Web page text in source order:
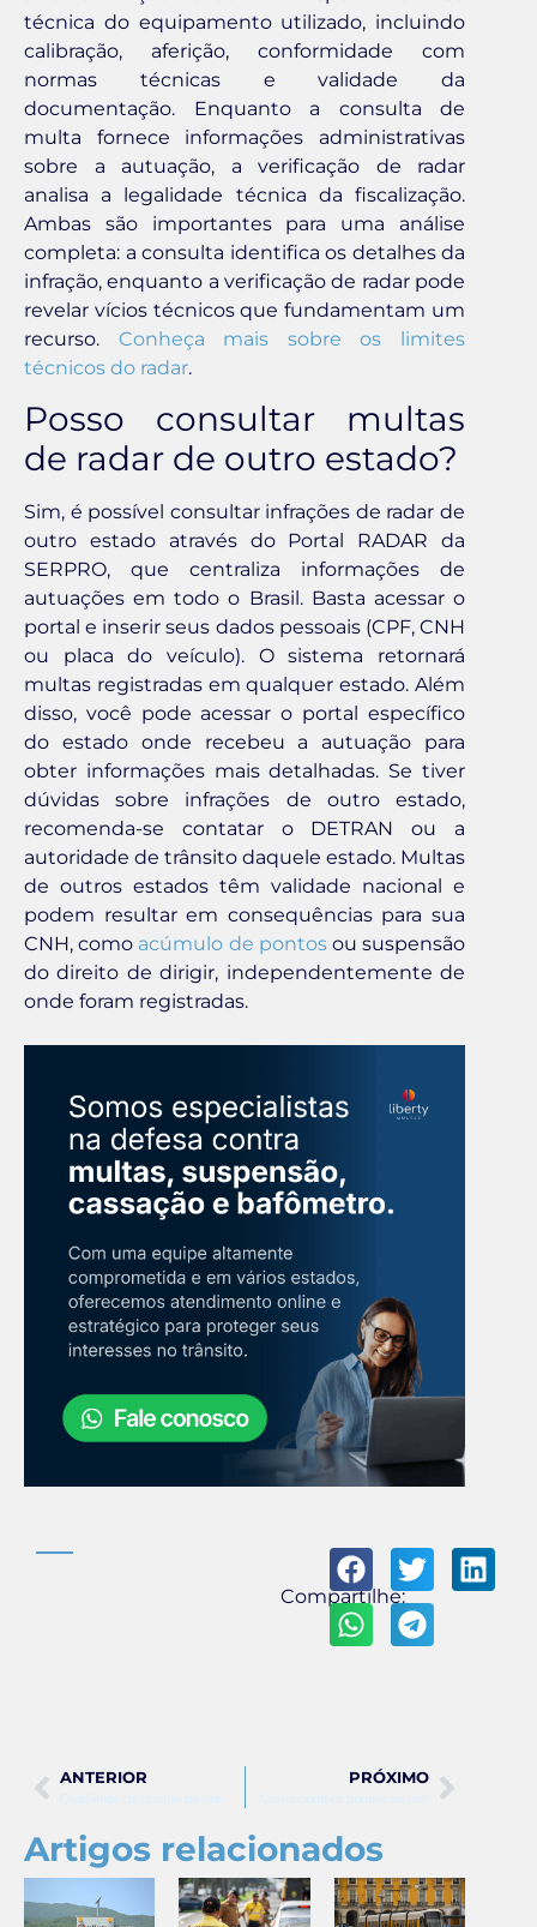
técnica do equipamento utilizado, incluindo
calibração, aferição, conformidade com
normas técnicas e validade da
documentação. Enquanto a consulta de
multa fornece informações administrativas
sobre a autuação, a verificação de radar
analisa a legalidade técnica da fiscalização.
Ambas são importantes para uma análise
completa: a consulta identifica os detalhes da
infração, enquanto a verificação de radar pode
revelar vícios técnicos que fundamentam um
recurso. Conheça mais sobre os limites
técnicos do radar.
Posso consultar multas
de radar de outro estado?
Sim, é possível consultar infrações de radar de
outro estado através do Portal RADAR da
SERPRO, que centraliza informações de
autuações em todo o Brasil. Basta acessar o
portal e inserir seus dados pessoais (CPF, CNH
ou placa do veículo). O sistema retornará
multas registradas em qualquer estado. Além
disso, você pode acessar o portal específico
do estado onde recebeu a autuação para
obter informações mais detalhadas. Se tiver
dúvidas sobre infrações de outro estado,
recomenda-se contatar o DETRAN ou a
autoridade de trânsito daquele estado. Multas
de outros estados têm validade nacional e
podem resultar em consequências para sua
CNH, como acúmulo de pontosou suspensão
do direito de dirigir, independentemente de
onde foram registradas.
Compartilhe:
ANTERIOR PRÓXIMO
Artigos relacionados